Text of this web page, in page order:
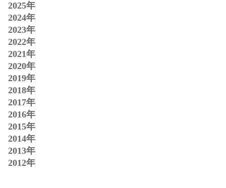
2025年
2024年
2023年
2022年
2021年
2020年
2019年
2018年
2017年
2016年
2015年
2014年
2013年
2012年